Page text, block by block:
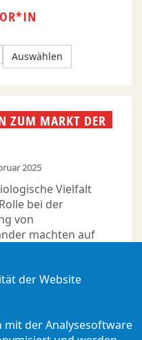
Auswählen
ZUM MARKT DER
2025
Vielfalt
bei der
von
machten auf
lieber
wollen. Ein
der Website
mit der Analysesoftware